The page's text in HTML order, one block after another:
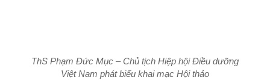
ThS Phạm Đức Mục – Chủ tịch Hiệp hội Điều dưỡng
Việt Nam phát biểu khai mạc Hội thảo